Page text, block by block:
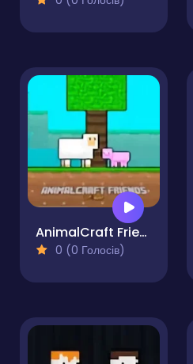
AnimalCraft Friends 2 Player
0 (0 Голосів)